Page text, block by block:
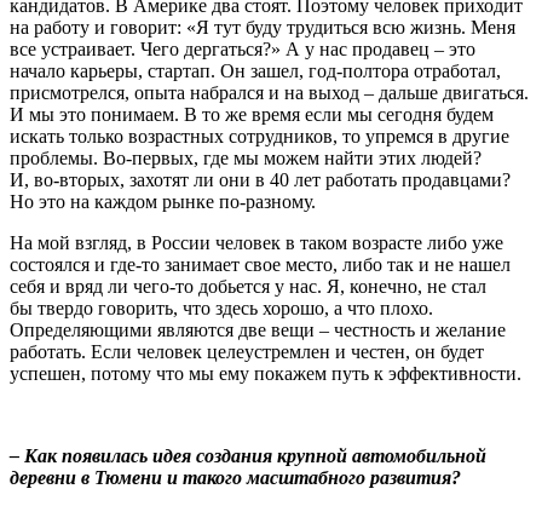
кандидатов. В Америке два стоят. Поэтому человек приходит
на работу и говорит: «Я тут буду трудиться всю жизнь. Меня
все устраивает. Чего дергаться?» А у нас продавец – это
начало карьеры, стартап. Он зашел, год-полтора отработал,
присмотрелся, опыта набрался и на выход – дальше двигаться.
И мы это понимаем. В то же время если мы сегодня будем
искать только возрастных сотрудников, то упремся в другие
проблемы. Во-первых, где мы можем найти этих людей?
И, во-вторых, захотят ли они в 40 лет работать продавцами?
Но это на каждом рынке по-разному.
На мой взгляд, в России человек в таком возрасте либо уже
состоялся и где-то занимает свое место, либо так и не нашел
себя и вряд ли чего-то добьется у нас. Я, конечно, не стал
бы твердо говорить, что здесь хорошо, а что плохо.
Определяющими являются две вещи – честность и желание
работать. Если человек целеустремлен и честен, он будет
успешен, потому что мы ему покажем путь к эффективности.
– Как появилась идея создания крупной автомобильной
деревни в Тюмени и такого масштабного развития?